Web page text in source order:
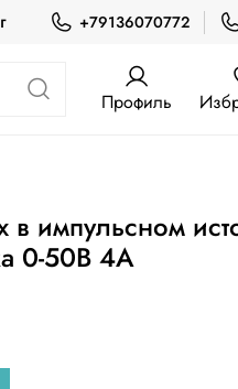
+79136070772
Профиль
в импульсном
0-50В 4А